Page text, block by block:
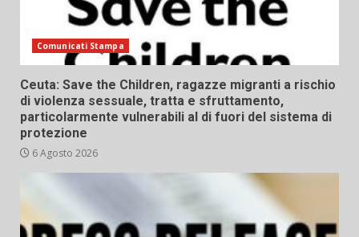
Comunicati Stampa
Ceuta: Save the Children, ragazze migranti a rischio
di violenza sessuale, tratta e sfruttamento,
particolarmente vulnerabili al di fuori del sistema di
protezione
6 Agosto 2026